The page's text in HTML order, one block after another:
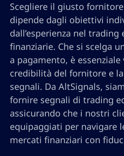
Scegliere il giusto
dipende dagli obiettivi
dall’esperienza nel trading
finanziarie. Che si scelga
a pagamento, è essenziale
credibilità del fornitore e
segnali. Da AltSignals,
fornire segnali di trading
assicurando che i nostri
equipaggiati per navigare
mercati finanziari con